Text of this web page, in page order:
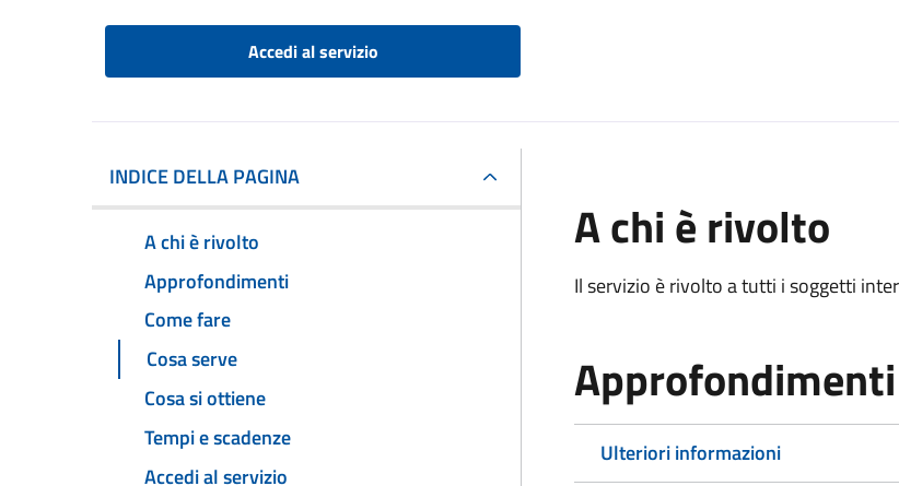
Accedi al servizio
INDICE DELLA PAGINA
A chi è rivolto
Approfondimenti
Come fare
Cosa serve
Cosa si ottiene
Tempi e scadenze
Accedi al servizio
A chi è rivolto
Il servizio è rivolto a tutti i soggetti
Approfondimenti
Ulteriori informazioni